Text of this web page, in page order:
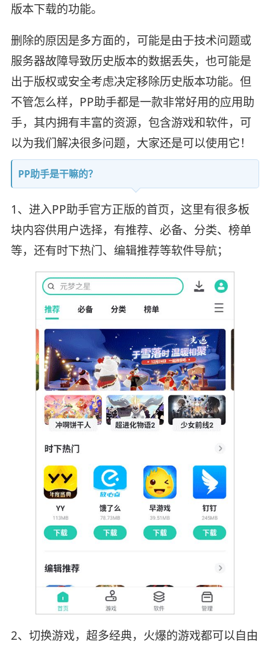
版本下载的功能。
删除的原因是多方面的，可能是由于技术问题或
服务器故障导致历史版本的数据丢失，也可能是
出于版权或安全考虑决定移除历史版本功能。但
不管怎么样，PP助手都是一款非常好用的应用助
手，其内拥有丰富的资源，包含游戏和软件，可
以为我们解决很多问题，大家还是可以使用它！
PP助手是干嘛的？
1、进入PP助手官方正版的首页，这里有很多板
块内容供用户选择，有推荐、必备、分类、榜单
等，还有时下热门、编辑推荐等软件导航；
2、切换游戏，超多经典，火爆的游戏都可以自由